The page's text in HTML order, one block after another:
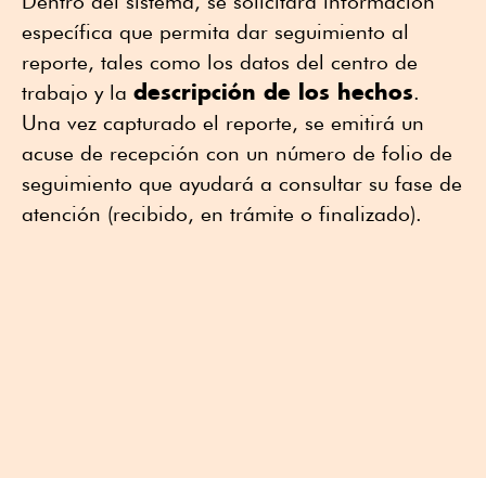
específica que permita dar seguimiento al
reporte, tales como los datos del centro de
trabajo y la descripción de los hechos.
Una vez capturado el reporte, se emitirá un
acuse de recepción con un número de folio de
seguimiento que ayudará a consultar su fase de
atención (recibido, en trámite o finalizado).